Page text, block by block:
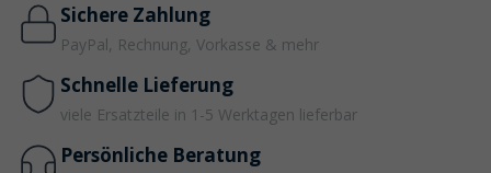
Sichere Zahlung
PayPal, Rechnung, Vorkasse & mehr
Schnelle Lieferung
viele Ersatzteile in 1-5 Werktagen lieferbar
Persönliche Beratung